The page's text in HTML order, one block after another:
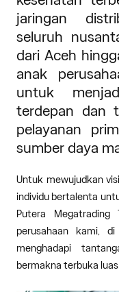
jaringan
seluruh
dari Aceh
anak
untuk
terdepan dan
pelayanan
sumber daya
Untuk mewujudkan
individu bertalenta
Putera
perusahaan kami,
menghadapi
bermakna terbuka luas.